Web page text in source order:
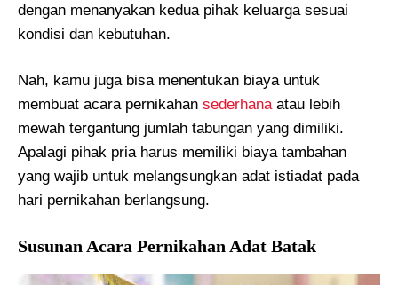
dengan menanyakan kedua pihak keluarga sesuai
kondisi dan kebutuhan.
Nah, kamu juga bisa menentukan biaya untuk
membuat acara pernikahan sederhana atau lebih
mewah tergantung jumlah tabungan yang dimiliki.
Apalagi pihak pria harus memiliki biaya tambahan
yang wajib untuk melangsungkan adat istiadat pada
hari pernikahan berlangsung.
Susunan Acara Pernikahan Adat Batak